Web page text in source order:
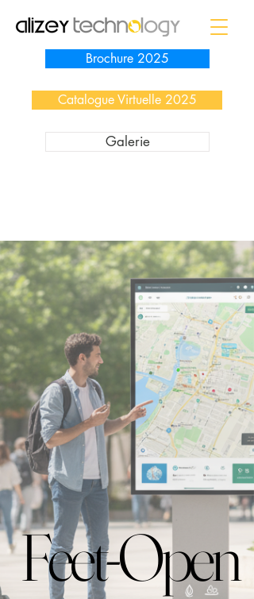
Brochure 2025
Galerie
Catalogue Virtuelle 2025
Feet-Open
Feet-Open